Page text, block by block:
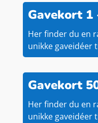
Gavekort 1
Her finder du en
unikke gaveidéer
Gavekort
Her finder du en
unikke gaveidéer